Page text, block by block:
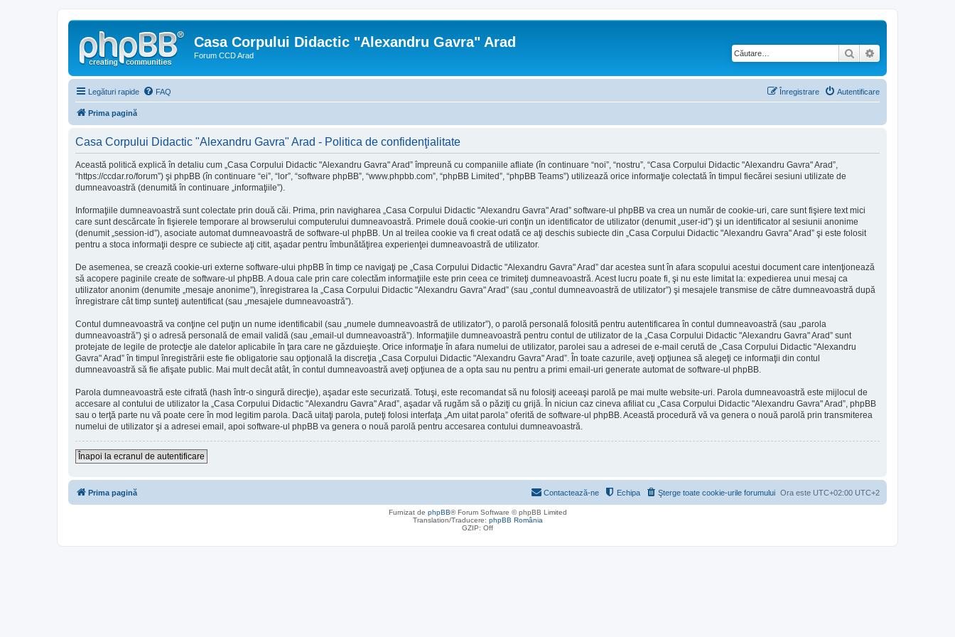
Casa Corpului Didactic "Alexandru Gavra" Arad
Forum CCD Arad Căutare
Legături rapide FAQ Autentificare
Înregistrare
Prima pagină
Casa Corpului Didactic "Alexandru Gavra" Arad - Politica de confidenţialitate
Această politică explică în detaliu cum „Casa Corpului Didactic "Alexandru Gavra" Arad” împreună cu companiile afliate (în continuare “noi”, “nostru”, “Casa Corpului Didactic "Alexandru Gavra" Arad”,
“https://ccdar.ro/forum”) şi phpBB (în continuare “ei”, “lor”, “software phpBB”, “www.phpbb.com”, “phpBB Limited”, “phpBB Teams”) utilizează orice informaţie colectată în timpul fiecărei sesiuni utilizate de
dumneavoastră (denumită în continuare „informaţiile”).
Informaţiile dumneavoastră sunt colectate prin două căi. Prima, prin navigharea „Casa Corpului Didactic "Alexandru Gavra" Arad” software-ul phpBB va crea un număr de cookie-uri, care sunt fişiere text mici
care sunt descărcate în fişierele temporare al browserului computerului dumneavoastră. Primele două cookie-uri conţin un identificator de utilizator (denumit „user-id”) şi un identificator al sesiunii anonime
(denumit „session-id”), asociate automat dumneavoastră de software-ul phpBB. Un al treilea cookie va fi creat odată ce aţi deschis subiecte din „Casa Corpului Didactic "Alexandru Gavra" Arad” şi este folosit
pentru a stoca informaţii despre ce subiecte aţi citit, aşadar pentru îmbunătăţirea experienţei dumneavoastră de utilizator.
De asemenea, se crează cookie-uri externe software-ului phpBB în timp ce navigaţi pe „Casa Corpului Didactic "Alexandru Gavra" Arad” dar acestea sunt în afara scopului acestui document care intenţionează
să acopere paginile create de software-ul phpBB. A doua cale prin care colectăm informaţiile este prin ceea ce trimiteţi dumneavoastră. Acest lucru poate fi, şi nu este limitat la: expedierea unui mesaj ca
utilizator anonim (denumite „mesaje anonime”), înregistrarea la „Casa Corpului Didactic "Alexandru Gavra" Arad” (sau „contul dumneavoastră de utilizator”) şi mesajele transmise de către dumneavoastră după
înregistrare cât timp sunteţi autentificat (sau „mesajele dumneavoastră”).
Contul dumneavoastră va conţine cel puţin un nume identificabil (sau „numele dumneavoastră de utilizator”), o parolă personală folosită pentru autentificarea în contul dumneavoastră (sau „parola
dumneavoastră”) şi o adresă personală de email validă (sau „email-ul dumneavoastră”). Informaţiile dumneavoastră pentru contul de utilizator de la „Casa Corpului Didactic "Alexandru Gavra" Arad” sunt
protejate de legile de protecţie ale datelor aplicabile în ţara care ne găzduieşte. Orice informaţie în afara numelui de utilizator, parolei sau a adresei de e-mail cerută de „Casa Corpului Didactic "Alexandru
Gavra" Arad” în timpul înregistrării este fie obligatorie sau opţională la discreţia „Casa Corpului Didactic "Alexandru Gavra" Arad”. În toate cazurile, aveţi opţiunea să alegeţi ce informaţii din contul
dumneavoastră să fie afişate public. Mai mult decât atât, în contul dumneavoastră aveţi opţiunea de a opta sau nu pentru a primi email-uri generate automat de software-ul phpBB.
Parola dumneavoastră este cifrată (hash într-o singură direcţie), aşadar este securizată. Totuşi, este recomandat să nu folosiţi aceeaşi parolă pe mai multe website-uri. Parola dumneavoastră este mijlocul de
accesare al contului de utilizator la „Casa Corpului Didactic "Alexandru Gavra" Arad”, aşadar vă rugăm să o păziţi cu grijă. În niciun caz cineva afiliat cu „Casa Corpului Didactic "Alexandru Gavra" Arad”, phpBB
sau o terţă parte nu vă poate cere în mod legitim parola. Dacă uitaţi parola, puteţi folosi interfaţa „Am uitat parola” oferită de software-ul phpBB. Această procedură vă va genera o nouă parolă prin transmiterea
numelui de utilizator şi a adresei email, apoi software-ul phpBB va genera o nouă parolă pentru accesarea contului dumneavoastră.
Înapoi la ecranul de autentificare
Prima pagină Ora este UTC+02:00 UTC+2
Şterge toate cookie-urile forumului
Echipa
Contactează-ne
Furnizat de phpBB® Forum Software © phpBB Limited
Translation/Traducere: phpBB România
GZIP: Off